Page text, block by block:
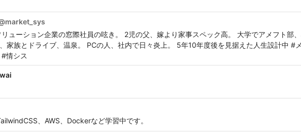
market_sys
ューション企業の窓際社員の呟き。 2児の父、嫁より家事スペック高。 大学でアメフト部
家族とドライブ、温泉。 PCの人、社内で日々炎上。 5年10年度後を見据えた人生設計中 #
情シス
、AWS、Dockerなど学習中です。